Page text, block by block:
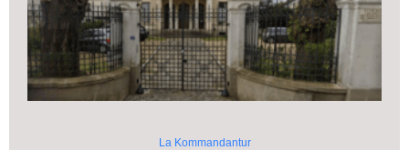
La Kommandantur